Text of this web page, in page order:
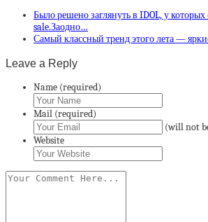
Было решено заглянуть в IDOL, у
sale.Заодно…
Самый классный тренд этого лета —
Leave a Reply
Name (required)
Mail (required)
(will not
Website